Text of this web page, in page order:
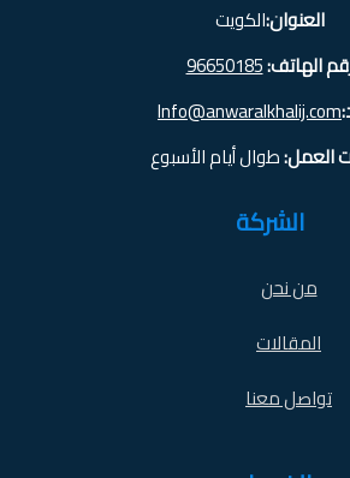
العنوان:الكويت
الهاتف:96650185
Info@anwaralkhalij.com
العمل:طوال أيام الأسبوع
الشركة
من نحن
المقالات
تواصل معنا